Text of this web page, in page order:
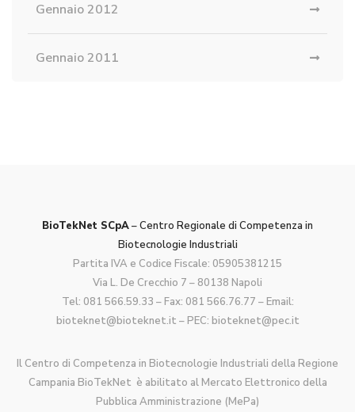
Gennaio 2012
Gennaio 2011
BioTekNet SCpA– Centro Regionale di Competenza in
Biotecnologie Industriali
Partita IVA e Codice Fiscale: 05905381215
Via L. De Crecchio 7 – 80138 Napoli
Tel: 081 566.59.33 – Fax: 081 566.76.77 – Email:
bioteknet@bioteknet.it – PEC: bioteknet@pec.it
Il Centro di Competenza in Biotecnologie Industriali della Regione
Campania BioTekNet è abilitato al Mercato Elettronico della
Pubblica Amministrazione (MePa)